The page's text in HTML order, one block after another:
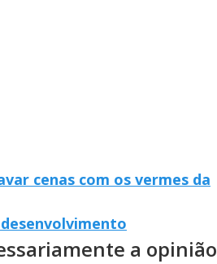
cenas com os vermes da
a opinião